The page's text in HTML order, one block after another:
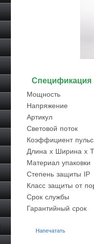
Спецификация
Мощность
Напряжение
Артикул
Световой поток
Коэффициент
Длина х Ширина х
Материал упаковки
Степень защиты IP
Класс защиты от
Срок службы
Гарантийный срок
Напечатать